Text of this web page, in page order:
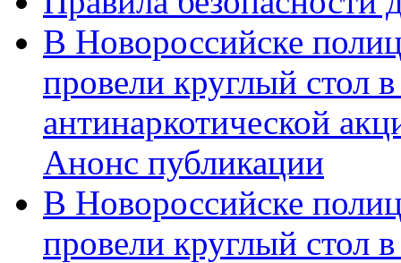
В Новороссийске
провели круглый стол
антинаркотической
Анонс публикации
В Новороссийске
провели круглый стол